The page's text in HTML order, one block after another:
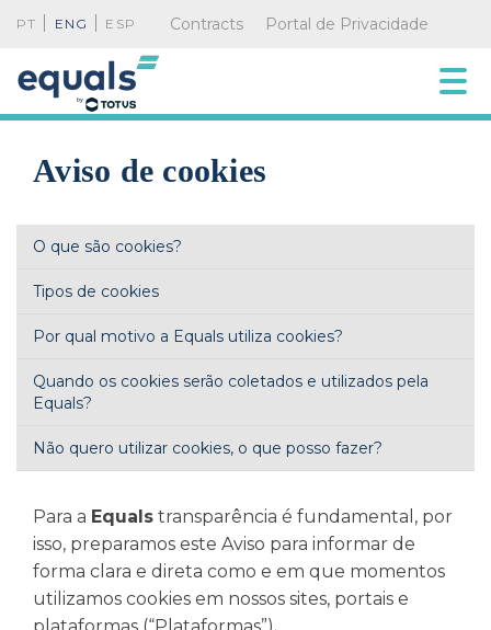
PT ENG ESP Contracts Portal de Privacidade
Aviso de cookies
O que são cookies?
Tipos de cookies
Por qual motivo a Equals utiliza cookies?
Quando os cookies serão coletados e utilizados pela
Equals?
Não quero utilizar cookies, o que posso fazer?
Para a Equals transparência é fundamental, por
isso, preparamos este Aviso para informar de
forma clara e direta como e em que momentos
utilizamos cookies em nossos sites, portais e